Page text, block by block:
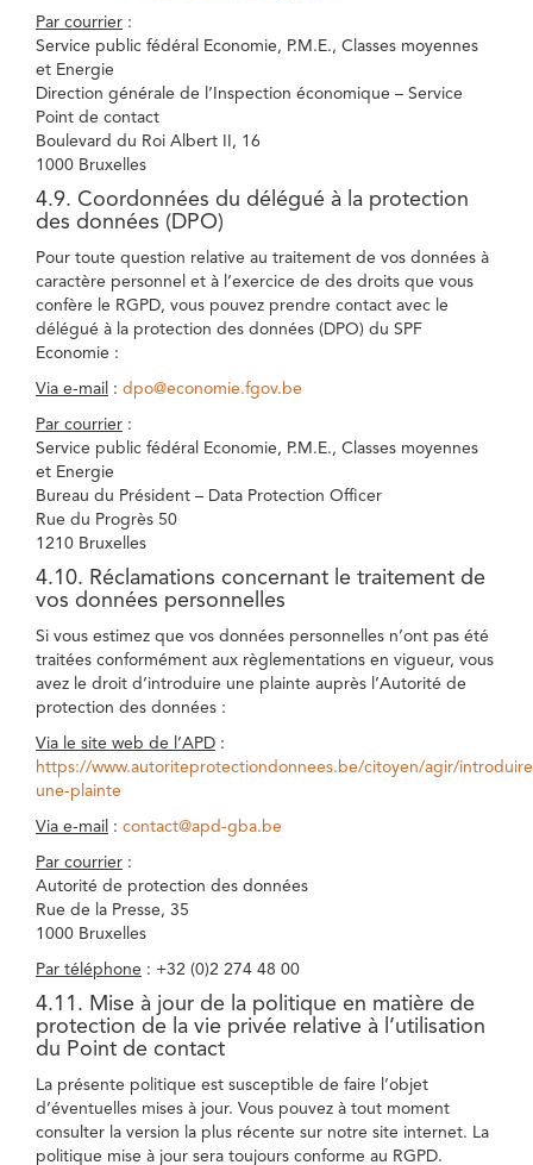
Par courrier :
Service public fédéral Economie, P.M.E., Classes moyennes
et Energie
Direction générale de l’Inspection économique – Service
Point de contact
Boulevard du Roi Albert II, 16
1000 Bruxelles
4.9. Coordonnées du délégué à la protection
des données (DPO)
Pour toute question relative au traitement de vos données à
caractère personnel et à l’exercice de des droits que vous
confère le RGPD, vous pouvez prendre contact avec le
délégué à la protection des données (DPO) du SPF
Economie :
Via e-mail : dpo@economie.fgov.be
Par courrier :
Service public fédéral Economie, P.M.E., Classes moyennes
et Energie
Bureau du Président – Data Protection Officer
Rue du Progrès 50
1210 Bruxelles
4.10. Réclamations concernant le traitement de
vos données personnelles
Si vous estimez que vos données personnelles n’ont pas été
traitées conformément aux règlementations en vigueur, vous
avez le droit d’introduire une plainte auprès l’Autorité de
protection des données :
Via le site web de l’APD :
https://www.autoriteprotectiondonnees.be/citoyen/agir/
une-plainte
Via e-mail : contact@apd-gba.be
Par courrier :
Autorité de protection des données
Rue de la Presse, 35
1000 Bruxelles
Par téléphone : +32 (0)2 274 48 00
4.11. Mise à jour de la politique en matière de
protection de la vie privée relative à l’utilisation
du Point de contact
La présente politique est susceptible de faire l’objet
d’éventuelles mises à jour. Vous pouvez à tout moment
consulter la version la plus récente sur notre site internet. La
politique mise à jour sera toujours conforme au RGPD.